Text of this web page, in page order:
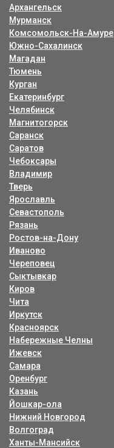
Архангельск
Мурманск
Комсомольск-На-Амуре
Южно-Сахалинск
Магадан
Тюмень
Курган
Екатеринбург
Челябинск
Магнитогорск
Саранск
Саратов
Чебоксары
Владимир
Тверь
Ярославль
Севастополь
Рязань
Ростов-на-Дону
Иваново
Череповец
Сыктывкар
Киров
Чита
Иркутск
Красноярск
Набережные Челны
Ижевск
Самара
Оренбург
Казань
Йошкар-ола
Нижний Новгород
Волгоград
Ханты-Мансийск